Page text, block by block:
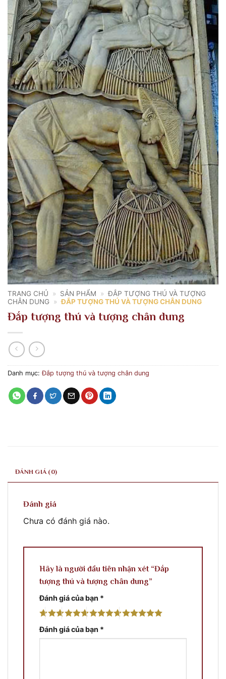
TRANG CHỦ » SẢN PHẨM » ĐẮP TƯỢNG THÚ VÀ TƯỢNG
CHÂN DUNG » ĐẮP TƯỢNG THÚ VÀ TƯỢNG CHÂN DUNG
Đắp tượng thú và tượng chân dung
Danh mục:Đắp tượng thú và tượng chân dung
ĐÁNH GIÁ (0)
Đánh giá
Chưa có đánh giá nào.
Hãy là người đầu tiên nhận xét “Đắp
tượng thú và tượng chân dung”
Đánh giá của bạn *
Đánh giá của bạn *